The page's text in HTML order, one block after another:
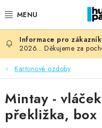
na
NOVINKY
HURÁ DÍLNA
VŠECHNO ZBOŽÍ
KNIHAŘSKÝ MATERIÁL
2026... Děkujeme za
Kartonové ozdoby
Mintay -
překližka,